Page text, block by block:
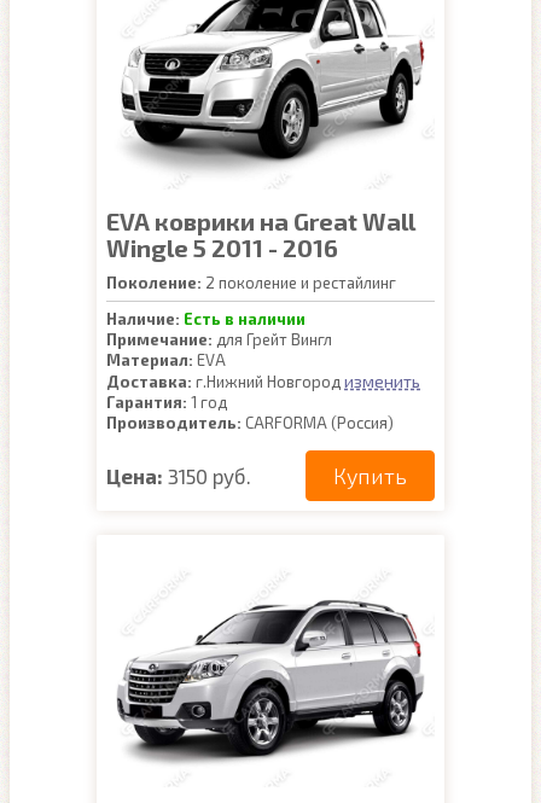
EVA коврики на Great Wall
Wingle 5 2011 - 2016
Поколение: 2 поколение и рестайлинг
Наличие: Есть в наличии
Примечание: для Грейт Вингл
Материал: EVA
Доставка: г.Нижний Новгород изменить
Гарантия: 1 год
Производитель: CARFORMA (Россия)
Цена: 3150 руб. Купить